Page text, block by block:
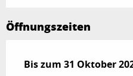
Öffnungszeiten
vom1 Juli 2026bis zum
Bis zum 31 Oktober